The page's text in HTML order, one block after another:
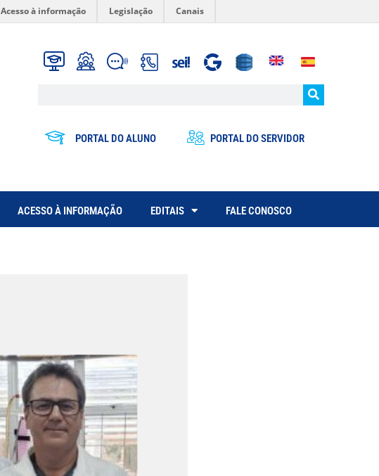
Acesso à informação Legislação Canais
PORTAL DO ALUNO PORTAL DO SERVIDOR
ACESSO À INFORMAÇÃO EDITAIS FALE CONOSCO